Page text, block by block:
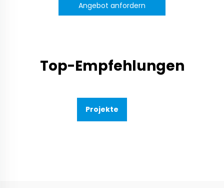
Angebot anfordern
Top-Empfehlungen
Projekte